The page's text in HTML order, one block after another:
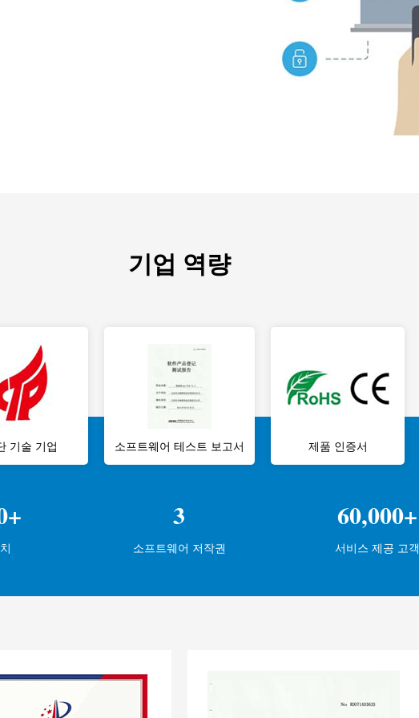
기업 역량
기술 기업 소프트웨어 테스트 보고서 제품 인증서
3
소프트웨어 저작권
60,000+
서비스 제공 고객